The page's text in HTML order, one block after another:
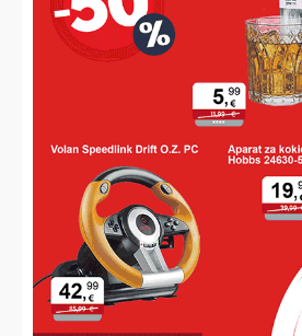
POVIJESNI USPJEH U SAD-U
Koprivničanci osvojili svjetsko
VELIKO PRIZNANJE ZA ZORANA ŽILIĆA
Bivši koprivnički atletičar imenovan
reprezentacije za cestovne utrke